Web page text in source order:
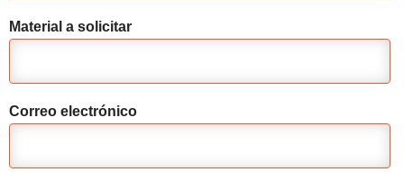
Material a solicitar
Correo electrónico